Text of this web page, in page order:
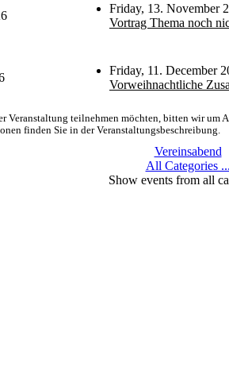
Friday, 13. November
Vortrag Thema noch
Friday, 11. December
Vorweihnachtliche
Veranstaltung teilnehmen möchten, bitten wir um
finden Sie in der Veranstaltungsbeschreibung.
Vereinsabend
All Categories ...
Show events from all